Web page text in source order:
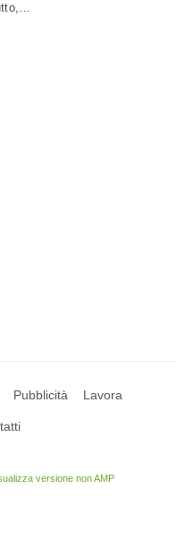
Pubblicità Lavora
versione non AMP